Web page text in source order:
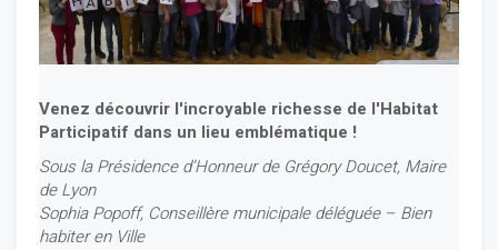
Venez découvrir l'incroyable richesse de l'Habitat
Participatif dans un lieu emblématique !
Sous la Présidence d’Honneur de Grégory Doucet, Maire
de Lyon
Sophia Popoff, Conseillère municipale déléguée – Bien
habiter en Ville